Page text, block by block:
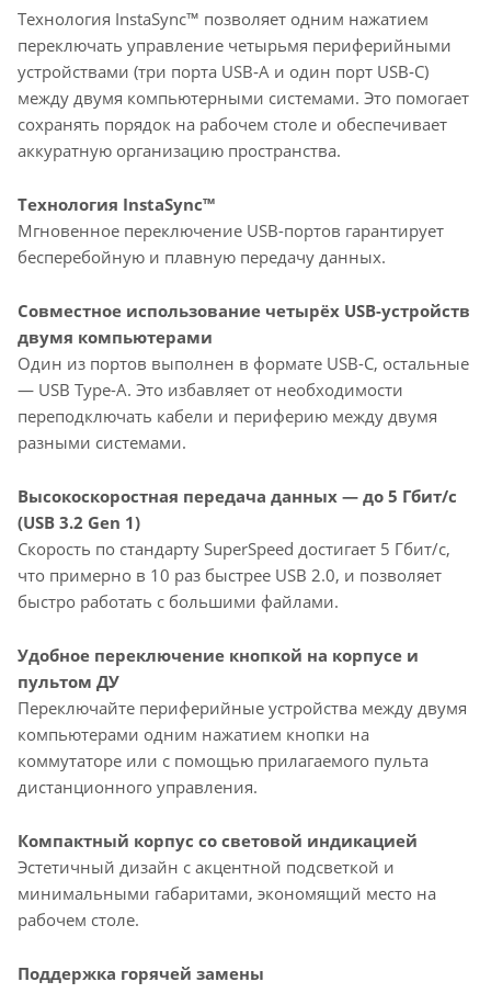
Технология InstaSync™ позволяет одним нажатием
переключать управление четырьмя периферийными
устройствами (три порта USB‑A и один порт USB‑C)
между двумя компьютерными системами. Это помогает
сохранять порядок на рабочем столе и обеспечивает
аккуратную организацию пространства.
Технология InstaSync™
Мгновенное переключение USB-портов гарантирует
бесперебойную и плавную передачу данных.
Совместное использование четырёх USB-устройств
двумя компьютерами
Один из портов выполнен в формате USB-C, остальные
— USB Type-A. Это избавляет от необходимости
переподключать кабели и периферию между двумя
разными системами.
Высокоскоростная передача данных — до 5 Гбит/с
(USB 3.2 Gen 1)
Скорость по стандарту SuperSpeed достигает 5 Гбит/с,
что примерно в 10 раз быстрее USB 2.0, и позволяет
быстро работать с большими файлами.
Удобное переключение кнопкой на корпусе и
пультом ДУ
Переключайте периферийные устройства между двумя
компьютерами одним нажатием кнопки на
коммутаторе или с помощью прилагаемого пульта
дистанционного управления.
Компактный корпус со световой индикацией
Эстетичный дизайн с акцентной подсветкой и
минимальными габаритами, экономящий место на
рабочем столе.
Поддержка горячей замены